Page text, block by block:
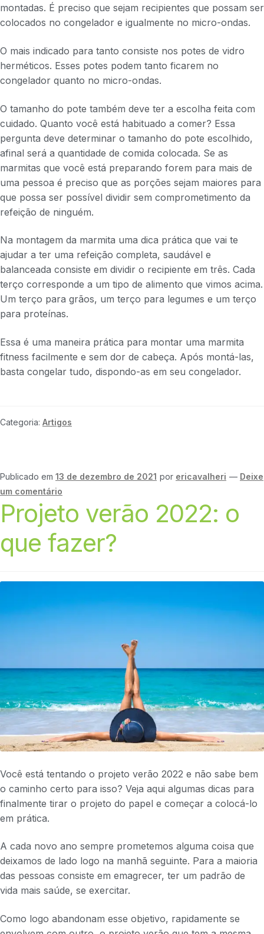
montadas. É preciso que sejam recipientes que possam ser
colocados no congelador e igualmente no micro-ondas.
O mais indicado para tanto consiste nos potes de vidro
herméticos. Esses potes podem tanto ficarem no
congelador quanto no micro-ondas.
O tamanho do pote também deve ter a escolha feita com
cuidado. Quanto você está habituado a comer? Essa
pergunta deve determinar o tamanho do pote escolhido,
afinal será a quantidade de comida colocada. Se as
marmitas que você está preparando forem para mais de
uma pessoa é preciso que as porções sejam maiores para
que possa ser possível dividir sem comprometimento da
refeição de ninguém.
Na montagem da marmita uma dica prática que vai te
ajudar a ter uma refeição completa, saudável e
balanceada consiste em dividir o recipiente em três. Cada
terço corresponde a um tipo de alimento que vimos acima.
Um terço para grãos, um terço para legumes e um terço
para proteínas.
Essa é uma maneira prática para montar uma marmita
fitness facilmente e sem dor de cabeça. Após montá-las,
basta congelar tudo, dispondo-as em seu congelador.
Categoria: Artigos
Publicado em 13 de dezembro de 2021 por ericavalheri — Deixe
um comentário
Projeto verão 2022: o
que fazer?
Você está tentando o projeto verão 2022 e não sabe bem
o caminho certo para isso? Veja aqui algumas dicas para
finalmente tirar o projeto do papel e começar a colocá-lo
em prática.
A cada novo ano sempre prometemos alguma coisa que
deixamos de lado logo na manhã seguinte. Para a maioria
das pessoas consiste em emagrecer, ter um padrão de
vida mais saúde, se exercitar.
Como logo abandonam esse objetivo, rapidamente se